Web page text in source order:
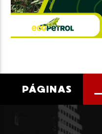
PÁGINAS